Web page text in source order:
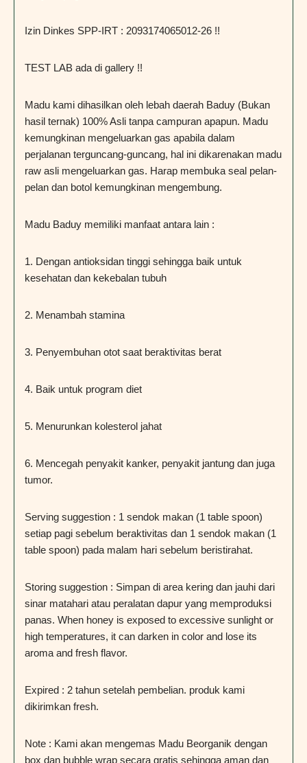
Izin Dinkes SPP-IRT : 2093174065012-26 !!
TEST LAB ada di gallery !!
Madu kami dihasilkan oleh lebah daerah Baduy (Bukan
hasil ternak) 100% Asli tanpa campuran apapun. Madu
kemungkinan mengeluarkan gas apabila dalam
perjalanan terguncang-guncang, hal ini dikarenakan madu
raw asli mengeluarkan gas. Harap membuka seal pelan-
pelan dan botol kemungkinan mengembung.
Madu Baduy memiliki manfaat antara lain :
1. Dengan antioksidan tinggi sehingga baik untuk
kesehatan dan kekebalan tubuh
2. Menambah stamina
3. Penyembuhan otot saat beraktivitas berat
4. Baik untuk program diet
5. Menurunkan kolesterol jahat
6. Mencegah penyakit kanker, penyakit jantung dan juga
tumor.
Serving suggestion : 1 sendok makan (1 table spoon)
setiap pagi sebelum beraktivitas dan 1 sendok makan (1
table spoon) pada malam hari sebelum beristirahat.
Storing suggestion : Simpan di area kering dan jauhi dari
sinar matahari atau peralatan dapur yang memproduksi
panas. When honey is exposed to excessive sunlight or
high temperatures, it can darken in color and lose its
aroma and fresh flavor.
Expired : 2 tahun setelah pembelian. produk kami
dikirimkan fresh.
Note : Kami akan mengemas Madu Beorganik dengan
box dan bubble wrap secara gratis sehingga aman dan